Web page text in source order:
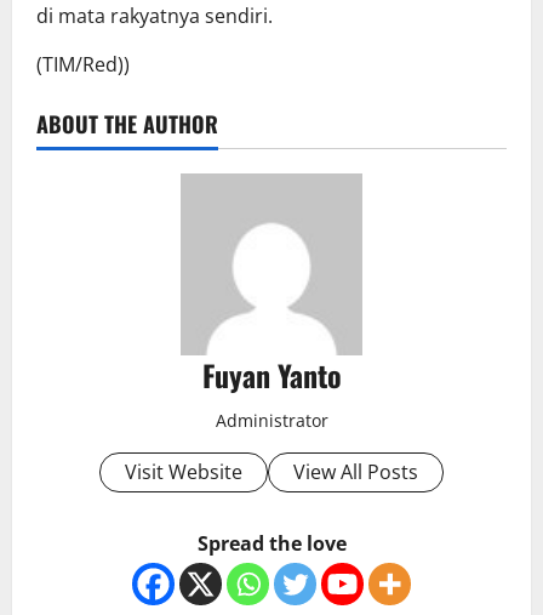
di mata rakyatnya sendiri.
(TIM/Red))
ABOUT THE AUTHOR
Fuyan Yanto
Administrator
Visit Website View All Posts
Spread the love